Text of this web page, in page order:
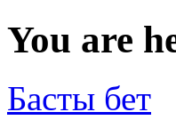
You are
Басты бет